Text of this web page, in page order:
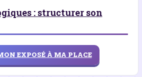
: structurer son
EXPOSÉ À MA PLACE